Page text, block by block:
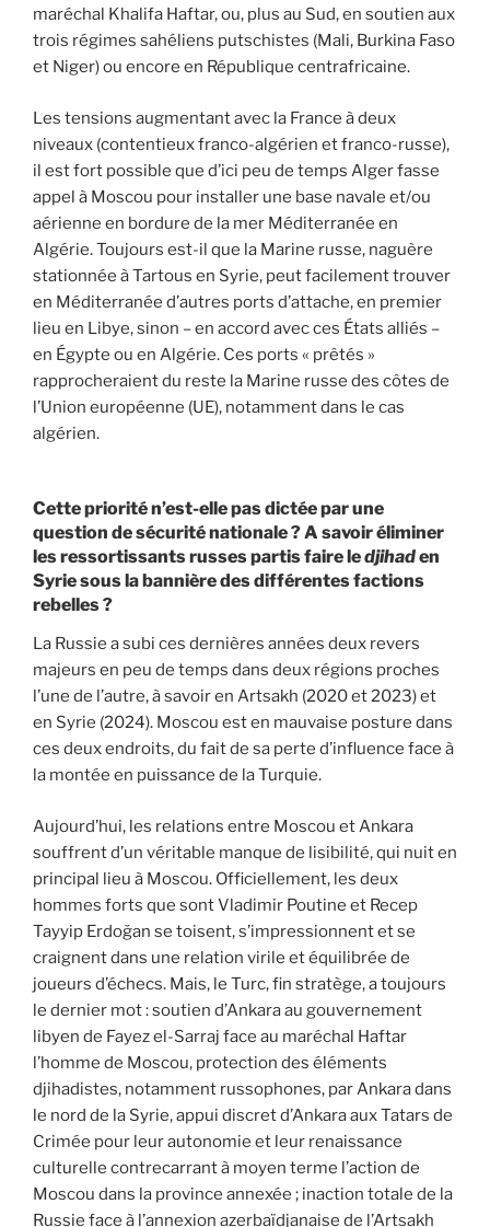
maréchal Khalifa Haftar, ou, plus au Sud, en soutien aux
trois régimes sahéliens putschistes (Mali, Burkina Faso
et Niger) ou encore en République centrafricaine.
Les tensions augmentant avec la France à deux
niveaux (contentieux franco-algérien et franco-russe),
il est fort possible que d’ici peu de temps Alger fasse
appel à Moscou pour installer une base navale et/ou
aérienne en bordure de la mer Méditerranée en
Algérie. Toujours est-il que la Marine russe, naguère
stationnée à Tartous en Syrie, peut facilement trouver
en Méditerranée d’autres ports d’attache, en premier
lieu en Libye, sinon – en accord avec ces États alliés –
en Égypte ou en Algérie. Ces ports « prêtés »
rapprocheraient du reste la Marine russe des côtes de
l’Union européenne (UE), notamment dans le cas
algérien.
Cette priorité n’est-elle pas dictée par une
question de sécurité nationale ? A savoir éliminer
les ressortissants russes partis faire ledjihaden
Syrie sous la bannière des différentes factions
rebelles ?
La Russie a subi ces dernières années deux revers
majeurs en peu de temps dans deux régions proches
l’une de l’autre, à savoir en Artsakh (2020 et 2023) et
en Syrie (2024). Moscou est en mauvaise posture dans
ces deux endroits, du fait de sa perte d’influence face à
la montée en puissance de la Turquie.
Aujourd’hui, les relations entre Moscou et Ankara
souffrent d’un véritable manque de lisibilité, qui nuit en
principal lieu à Moscou. Officiellement, les deux
hommes forts que sont Vladimir Poutine et Recep
Tayyip Erdoğan se toisent, s’impressionnent et se
craignent dans une relation virile et équilibrée de
joueurs d’échecs. Mais, le Turc, fin stratège, a toujours
le dernier mot : soutien d’Ankara au gouvernement
libyen de Fayez el-Sarraj face au maréchal Haftar
l’homme de Moscou, protection des éléments
djihadistes, notamment russophones, par Ankara dans
le nord de la Syrie, appui discret d’Ankara aux Tatars de
Crimée pour leur autonomie et leur renaissance
culturelle contrecarrant à moyen terme l’action de
Moscou dans la province annexée ; inaction totale de la
Russie face à l’annexion azerbaïdjanaise de l’Artsakh